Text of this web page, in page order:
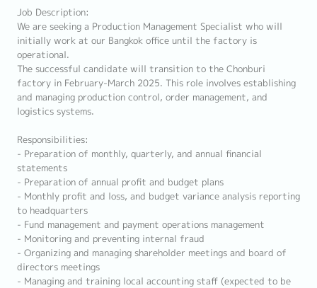
Job Description:
We are seeking a Production Management Specialist who will
initially work at our Bangkok office until the factory is
operational.
The successful candidate will transition to the Chonburi
factory in February-March 2025. This role involves establishing
and managing production control, order management, and
logistics systems.
Responsibilities:
- Preparation of monthly, quarterly, and annual financial
statements
- Preparation of annual profit and budget plans
- Monthly profit and loss, and budget variance analysis reporting
to headquarters
- Fund management and payment operations management
- Monitoring and preventing internal fraud
- Organizing and managing shareholder meetings and board of
directors meetings
- Managing and training local accounting staff (expected to be